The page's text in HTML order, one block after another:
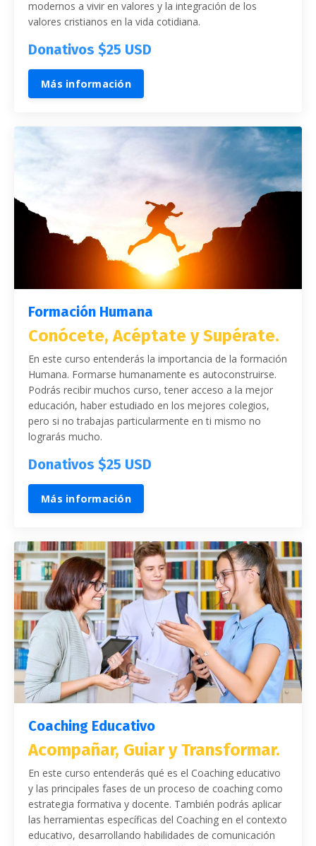
modernos a vivir en valores y la integración de los
valores cristianos en la vida cotidiana.
Donativos $25 USD
Más información
Formación Humana
Conócete, Acéptate y Supérate.
En este curso entenderás la importancia de la formación
Humana. Formarse humanamente es autoconstruirse.
Podrás recibir muchos curso, tener acceso a la mejor
educación, haber estudiado en los mejores colegios,
pero si no trabajas particularmente en ti mismo no
lograrás mucho.
Donativos $25 USD
Más información
Coaching Educativo
Acompañar, Guiar y Transformar.
En este curso entenderás qué es el Coaching educativo
y las principales fases de un proceso de coaching como
estrategia formativa y docente. También podrás aplicar
las herramientas específicas del Coaching en el contexto
educativo, desarrollando habilidades de comunicación